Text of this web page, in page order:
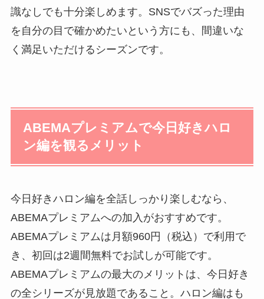
識なしでも十分楽しめます。SNSでバズった理由
を自分の目で確かめたいという方にも、間違いな
く満足いただけるシーズンです。
ABEMAプレミアムで今日好きハロ
ン編を観るメリット
今日好きハロン編を全話しっかり楽しむなら、
ABEMAプレミアムへの加入がおすすめです。
ABEMAプレミアムは月額960円（税込）で利用で
き、初回は2週間無料でお試しが可能です。
ABEMAプレミアムの最大のメリットは、今日好き
の全シリーズが見放題であること。ハロン編はも